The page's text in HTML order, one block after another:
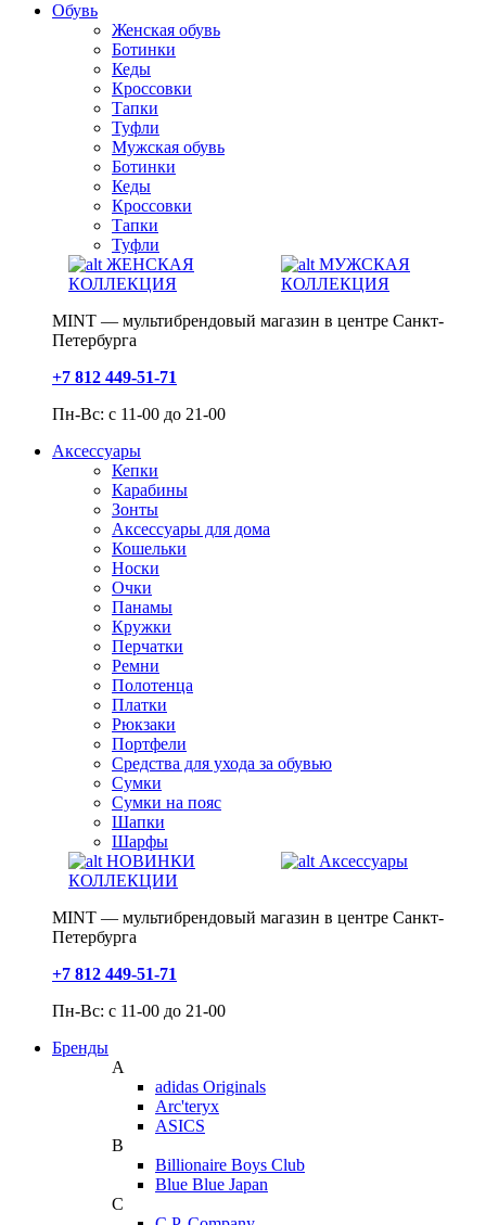
Обувь
Женская обувь
Ботинки
Кеды
Кроссовки
Тапки
Туфли
Мужская обувь
Ботинки
Кеды
Кроссовки
Тапки
Туфли
ЖЕНСКАЯ
КОЛЛЕКЦИЯ
МУЖСКАЯ
КОЛЛЕКЦИЯ
MINT — мультибрендовый магазин в центре Санкт-
Петербурга
+7 812 449-51-71
Пн-Вс: с 11-00 до 21-00
Аксессуары
Кепки
Карабины
Зонты
Аксессуары для дома
Кошельки
Носки
Очки
Панамы
Кружки
Перчатки
Ремни
Полотенца
Платки
Рюкзаки
Портфели
Средства для ухода за обувью
Сумки
Сумки на пояс
Шапки
Шарфы
НОВИНКИ
КОЛЛЕКЦИИ
Аксессуары
MINT — мультибрендовый магазин в центре Санкт-
Петербурга
+7 812 449-51-71
Пн-Вс: с 11-00 до 21-00
Бренды
A
adidas Originals
Arc'teryx
ASICS
B
Billionaire Boys Club
Blue Blue Japan
C